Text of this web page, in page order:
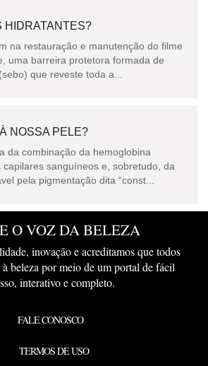
HIDRATANTES?
na restauração e manutenção do filme
uma barreira protetora formada de
que reveste toda a...
NOSSA PELE?
da combinação da hemoglobina
capilares sanguíneos e, sobretudo, da
pela pigmentação dita “const...
O VOZ DA BELEZA
inovação e acreditamos que todos
à beleza por meio de um portal de fácil
interativo e completo.
FALE CONOSCO
TERMOS DE USO